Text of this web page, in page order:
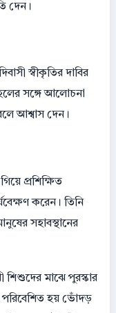
দেন।
স্বীকৃতির দাবির
সঙ্গে আলোচনা
আশ্বাস দেন।
প্রশিক্ষিত
করেন। তিনি
সহাবস্থানের
শিশুদের মাঝে পুরস্কার
পরিবেশিত হয় ভোঁদড়